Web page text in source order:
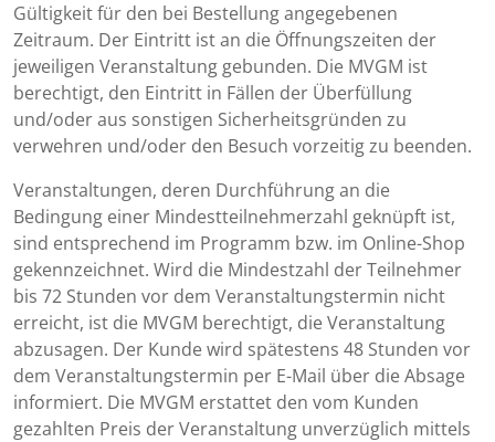
Gültigkeit für den bei Bestellung angegebenen
Zeitraum. Der Eintritt ist an die Öffnungszeiten der
jeweiligen Veranstaltung gebunden. Die MVGM ist
berechtigt, den Eintritt in Fällen der Überfüllung
und/oder aus sonstigen Sicherheitsgründen zu
verwehren und/oder den Besuch vorzeitig zu beenden.
Veranstaltungen, deren Durchführung an die
Bedingung einer Mindestteilnehmerzahl geknüpft ist,
sind entsprechend im Programm bzw. im Online-Shop
gekennzeichnet. Wird die Mindestzahl der Teilnehmer
bis 72 Stunden vor dem Veranstaltungstermin nicht
erreicht, ist die MVGM berechtigt, die Veranstaltung
abzusagen. Der Kunde wird spätestens 48 Stunden vor
dem Veranstaltungstermin per E-Mail über die Absage
informiert. Die MVGM erstattet den vom Kunden
gezahlten Preis der Veranstaltung unverzüglich mittels